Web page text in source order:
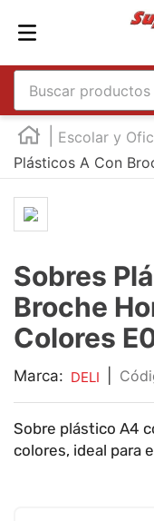
Buscar productos
Escolar y
Plásticos A Con
Sobres
Broche
Colores
Marca: DELI
Sobre plástico A4
colores, ideal para
TÉRMINOS MÁS
1.
england
3
5.
mouse
6
marcadores
7.
audifonos
8.
teclado
10
cuadernos